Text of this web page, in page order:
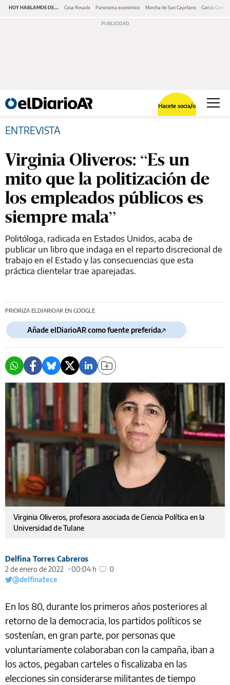
HOY HABLAMOS DE... Casa Rosada Panorama económico Marcha de San Cayetano García Cuerva
Hacete socia/o
ENTREVISTA
Virginia Oliveros: “Es un
mito que la politización de
los empleados públicos es
siempre mala”
Politóloga, radicada en Estados Unidos, acaba de
publicar un libro que indaga en el reparto discrecional de
trabajo en el Estado y las consecuencias que esta
práctica clientelar trae aparejadas.
PRIORIZA ELDIARIOAR EN GOOGLE
Añade elDiarioAR como fuente preferida
Virginia Oliveros, profesora asociada de Ciencia Política en la
Universidad de Tulane
Delfina Torres Cabreros
2 de enero de 2022
00:04 h
0
@delfinatece
En los 80, durante los primeros años posteriores al
retorno de la democracia, los partidos políticos se
sostenían, en gran parte, por personas que
voluntariamente colaboraban con la campaña, iban a
los actos, pegaban carteles o fiscalizaba en las
elecciones sin considerarse militantes de tiempo